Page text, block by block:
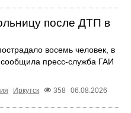
после ДТП в
восемь человек, в
пресс‑служба ГАИ
Иркутск 358 06.08.2026